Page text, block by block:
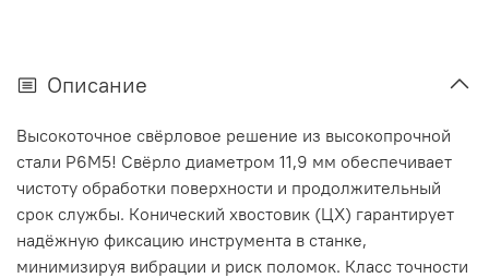
Описание
Высокоточное свёрловое решение из высокопрочной
стали Р6М5! Свёрло диаметром 11,9 мм обеспечивает
чистоту обработки поверхности и продолжительный
срок службы. Конический хвостовик (ЦХ) гарантирует
надёжную фиксацию инструмента в станке,
минимизируя вибрации и риск поломок. Класс точности